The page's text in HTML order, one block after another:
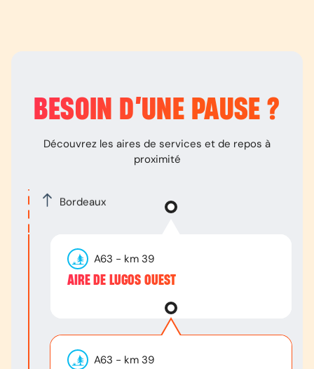
BESOIN D’UNE PAUSE ?
Découvrez les aires de services et de repos à
proximité
Bordeaux
A63 - km 39
AIRE DE LUGOS OUEST
A63 - km 39